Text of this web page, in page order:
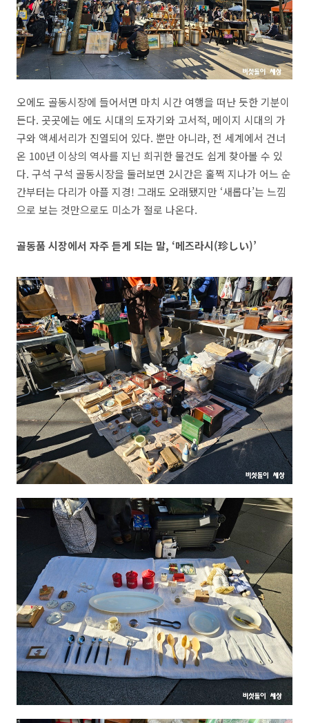
오에도 골동시장에 들어서면 마치 시간 여행을 떠난 듯한 기분이
든다. 곳곳에는 에도 시대의 도자기와 고서적, 메이지 시대의 가
구와 액세서리가 진열되어 있다. 뿐만 아니라, 전 세계에서 건너
온 100년 이상의 역사를 지닌 희귀한 물건도 쉽게 찾아볼 수 있
다. 구석 구석 골동시장을 둘러보면 2시간은 훌쩍 지나가 어느 순
간부터는 다리가 아플 지경! 그래도 오래됐지만 ‘새롭다’는 느낌
으로 보는 것만으로도 미소가 절로 나온다.
골동품 시장에서 자주 듣게 되는 말, ‘메즈라시(珍しい)’